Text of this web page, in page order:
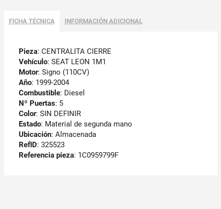
FICHA TÉCNICA INFORMACIÓN ADICIONAL
Pieza: CENTRALITA CIERRE
Vehículo: SEAT LEON 1M1
Motor: Signo (110CV)
Año: 1999-2004
Combustible: Diesel
Nº Puertas: 5
Color: SIN DEFINIR
Estado: Material de segunda mano
Ubicación: Almacenada
RefID: 325523
Referencia pieza: 1C0959799F